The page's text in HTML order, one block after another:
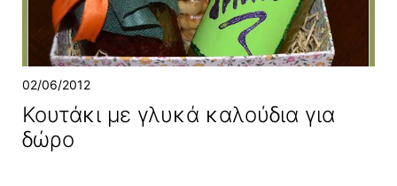
02/06/2012
Κουτάκι με γλυκά καλούδια για
δώρο